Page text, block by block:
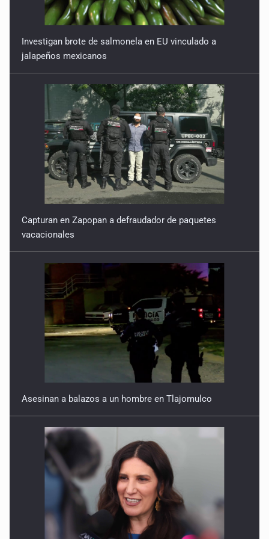
Mirar un mundo hermoso
28 de Febrero de 2026
El macho expuesto al poema
21 de Febrero de 2026
Seguir en el camino sin fin
14 de Febrero de 2026
Investigan brote de salmonela en EU vinculado a
jalapeños mexicanos
Capturan en Zapopan a defraudador de paquetes
vacacionales
Asesinan a balazos a un hombre en Tlajomulco